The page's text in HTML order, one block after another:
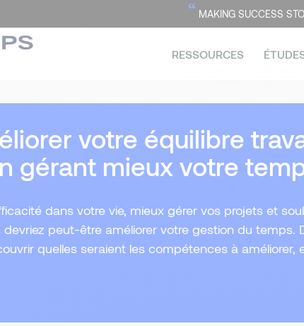
“ MAKING SUCCESS
RESSOURCES
votre équilibre
gérant mieux votre
dans votre vie, mieux gérer vos projets et
peut-être améliorer votre gestion du temps.
quelles seraient les compétences à améliorer,